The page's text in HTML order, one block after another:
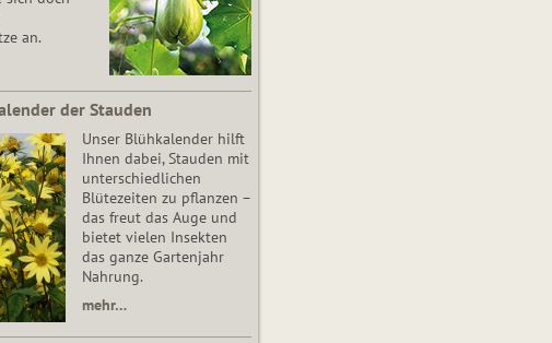
an.
der Stauden
Unser Blühkalender hilft
Ihnen dabei, Stauden mit
unterschiedlichen
Blütezeiten zu pflanzen –
das freut das Auge und
bietet vielen Insekten
das ganze Gartenjahr
Nahrung.
mehr…